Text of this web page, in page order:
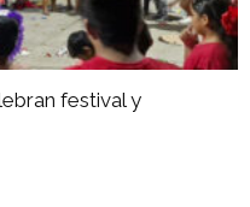
festival y